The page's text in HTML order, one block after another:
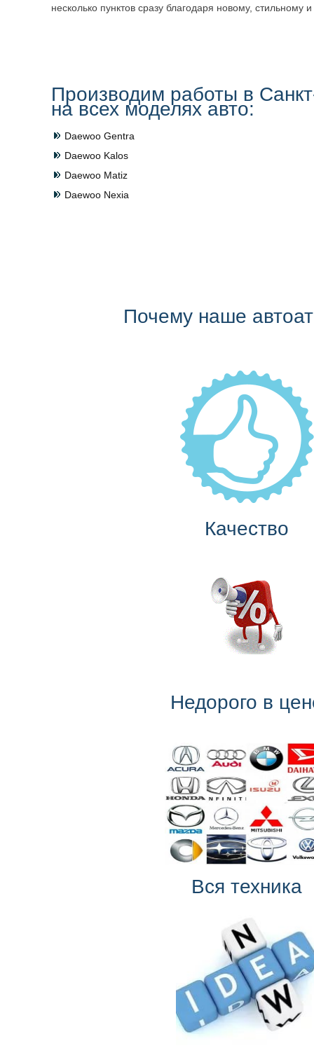
несколько пунктов сразу благодаря новому, стильному
Производим работы в
на всех моделях авто:
Daewoo Gentra
Daewoo Kalos
Daewoo Matiz
Daewoo Nexia
Почему наше
Качество
Недорого в
Вся техника